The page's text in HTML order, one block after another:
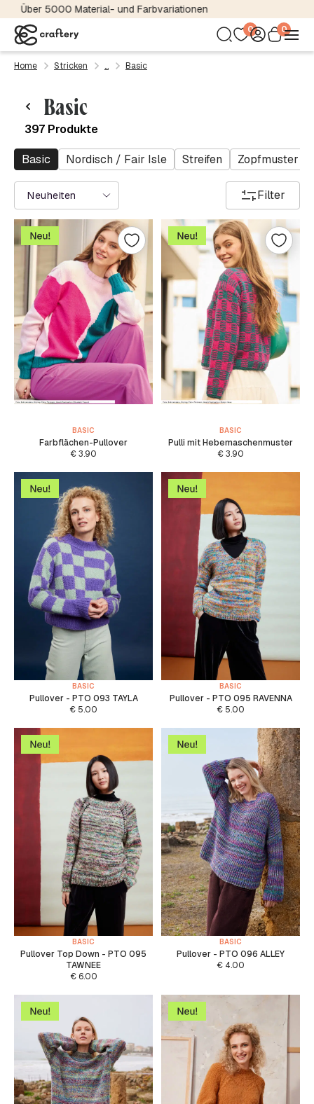
Über 5000 Material- und Farbvariationen
0 0
Home Stricken Basic
Basic
397 Produkte
Basic Nordisch / Fair Isle Streifen Zopfmuster
Neuheiten Filter
BASIC
Farbflächen-Pullover
€3.90
BASIC
Pulli mit Hebemaschenmuster
€3.90
BASIC
Pullover - PTO 093 TAYLA
€ 5.00
BASIC
Pullover - PTO 095 RAVENNA
€ 5.00
BASIC
Pullover Top Down - PTO 095
TAWNEE
€6.00
BASIC
Pullover - PTO 096 ALLEY
€ 4.00